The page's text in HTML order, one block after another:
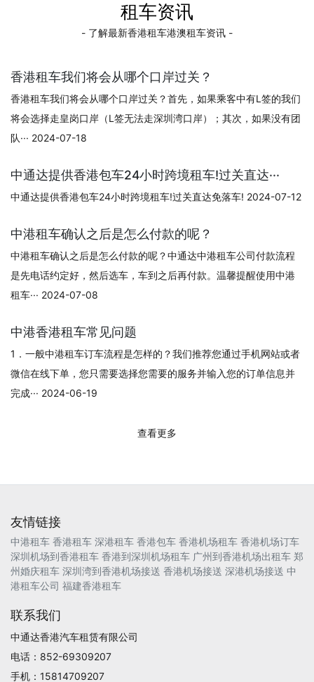
租车资讯
- 了解最新香港租车港澳租车资讯 -
香港租车我们将会从哪个口岸过关？
香港租车我们将会从哪个口岸过关？首先，如果乘客中有L签的我们
将会选择走皇岗口岸（L签无法走深圳湾口岸）；其次，如果没有团
队··· 2024-07-18
中通达提供香港包车24小时跨境租车!过关直达···
中通达提供香港包车24小时跨境租车!过关直达免落车! 2024-07-12
中港租车确认之后是怎么付款的呢？
中港租车确认之后是怎么付款的呢？中通达中港租车公司付款流程
是先电话约定好，然后选车，车到之后再付款。温馨提醒使用中港
租车··· 2024-07-08
中港香港租车常见问题
1．一般中港租车订车流程是怎样的？我们推荐您通过手机网站或者
微信在线下单，您只需要选择您需要的服务并输入您的订单信息并
完成··· 2024-06-19
查看更多
友情链接
中港租车 香港租车 深港租车 香港包车 香港机场租车 香港机场订车
深圳机场到香港租车 香港到深圳机场租车 广州到香港机场出租车 郑
州婚庆租车 深圳湾到香港机场接送 香港机场接送 深港机场接送 中
港租车公司 福建香港租车
联系我们
中通达香港汽车租赁有限公司
电话：852-69309207
手机：15814709207